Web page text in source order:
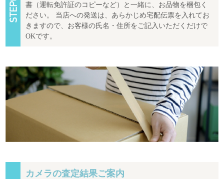
書（運転免許証のコピーなど）と一緒に、お品物を梱包く
ださい。 当店への発送は、あらかじめ宅配伝票を入れてお
きますので、お客様の氏名・住所をご記入いただくだけで
OKです。
カメラの査定結果ご案内